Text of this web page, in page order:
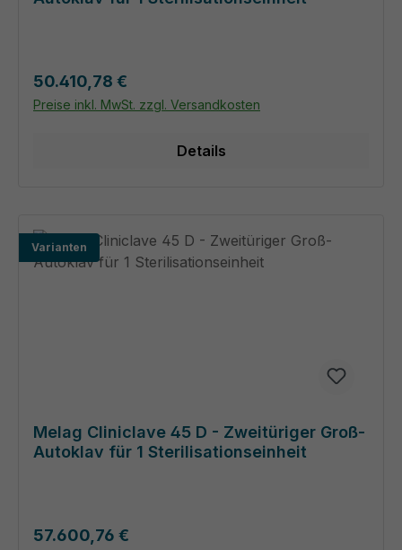
Regulärer Preis:
50.410,78 €
Preise inkl. MwSt. zzgl. Versandkosten
Details
Varianten
Melag Cliniclave 45 D - Zweitüriger Groß-
Autoklav für 1 Sterilisationseinheit
Regulärer Preis:
57.600,76 €